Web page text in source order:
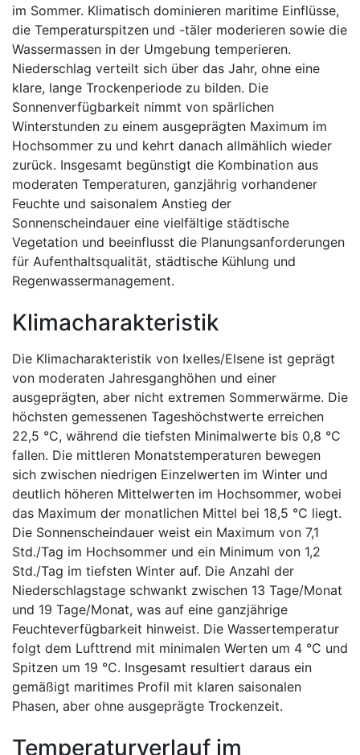
im Sommer. Klimatisch dominieren maritime Einflüsse,
die Temperaturspitzen und -täler moderieren sowie die
Wassermassen in der Umgebung temperieren.
Niederschlag verteilt sich über das Jahr, ohne eine
klare, lange Trockenperiode zu bilden. Die
Sonnenverfügbarkeit nimmt von spärlichen
Winterstunden zu einem ausgeprägten Maximum im
Hochsommer zu und kehrt danach allmählich wieder
zurück. Insgesamt begünstigt die Kombination aus
moderaten Temperaturen, ganzjährig vorhandener
Feuchte und saisonalem Anstieg der
Sonnenscheindauer eine vielfältige städtische
Vegetation und beeinflusst die Planungsanforderungen
für Aufenthaltsqualität, städtische Kühlung und
Regenwassermanagement.
Klimacharakteristik
Die Klimacharakteristik von Ixelles/Elsene ist geprägt
von moderaten Jahresganghöhen und einer
ausgeprägten, aber nicht extremen Sommerwärme. Die
höchsten gemessenen Tageshöchstwerte erreichen
22,5 °C, während die tiefsten Minimalwerte bis 0,8 °C
fallen. Die mittleren Monatstemperaturen bewegen
sich zwischen niedrigen Einzelwerten im Winter und
deutlich höheren Mittelwerten im Hochsommer, wobei
das Maximum der monatlichen Mittel bei 18,5 °C liegt.
Die Sonnenscheindauer weist ein Maximum von 7,1
Std./Tag im Hochsommer und ein Minimum von 1,2
Std./Tag im tiefsten Winter auf. Die Anzahl der
Niederschlagstage schwankt zwischen 13 Tage/Monat
und 19 Tage/Monat, was auf eine ganzjährige
Feuchteverfügbarkeit hinweist. Die Wassertemperatur
folgt dem Lufttrend mit minimalen Werten um 4 °C und
Spitzen um 19 °C. Insgesamt resultiert daraus ein
gemäßigt maritimes Profil mit klaren saisonalen
Phasen, aber ohne ausgeprägte Trockenzeit.
Temperaturverlauf im